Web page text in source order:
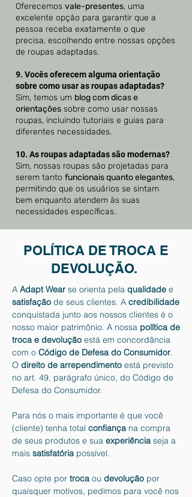
Oferecemos vale-presentes, uma
excelente opção para garantir que a
pessoa receba exatamente o que
precisa, escolhendo entre nossas opções
de roupas adaptadas.
9. Vocês oferecem alguma orientação
sobre como usar as roupas adaptadas?
Sim, temos um blog com dicas e
orientações sobre como usar nossas
roupas, incluindo tutoriais e guias para
diferentes necessidades.
10. As roupas adaptadas são modernas?
Sim, nossas roupas são projetadas para
serem tanto funcionais quanto elegantes,
permitindo que os usuários se sintam
bem enquanto atendem às suas
necessidades específicas.
POLÍTICA DE TROCA E
DEVOLUÇÃO.
A Adapt Wear se orienta pela qualidade e
satisfação de seus clientes. A credibilidade
conquistada junto aos nossos clientes é o
nosso maior patrimônio. A nossa política de
troca e devolução está em concordância
com o Código de Defesa do Consumidor.
O direito de arrependimento está previsto
no art. 49, parágrafo único, do Código de
Defesa do Consumidor.
Para nós o mais importante é que você
(cliente) tenha total confiança na compra
de seus produtos e sua experiência seja a
mais satisfatória possível.
Caso opte por troca ou devolução por
quaisquer motivos, pedimos para você nos